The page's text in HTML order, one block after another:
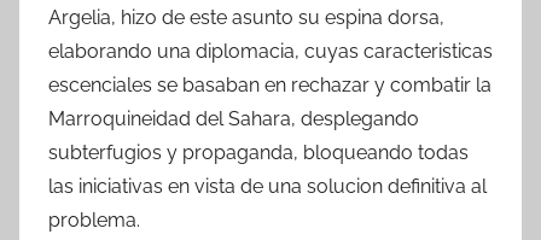
Argelia, hizo de este asunto su espina dorsa,
elaborando una diplomacia, cuyas caracteristicas
escenciales se basaban en rechazar y combatir la
Marroquineidad del Sahara, desplegando
subterfugios y propaganda, bloqueando todas
las iniciativas en vista de una solucion definitiva al
problema.